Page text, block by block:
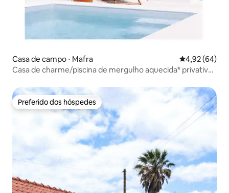
Casa de campo ⋅ Mafra 4,92 de uma
4,92 (64)
Casa de charme/piscina de mergulho aquecida* privativa
Preferido dos hóspedes
Preferido dos hóspedes